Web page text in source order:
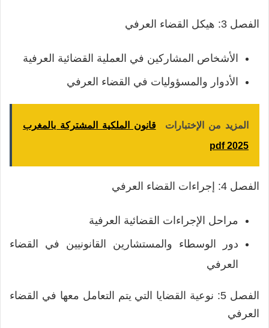
الفصل 3: هيكل القضاء العرفي
الأشخاص المشاركين في العملية القضائية العرفية
الأدوار والمسؤوليات في القضاء العرفي
المزيد من الإختبارات
قانون الملكية المشتركة بالمغرب
2025 pdf
الفصل 4: إجراءات القضاء العرفي
مراحل الإجراءات القضائية العرفية
دور الوسطاء والمستشارين القانونيين في القضاء
العرفي
الفصل 5: نوعية القضايا التي يتم التعامل معها في القضاء
العرفي